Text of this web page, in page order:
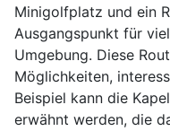
Minigolfplatz und ein
Ausgangspunkt für
Umgebung. Diese
Möglichkeiten,
Beispiel kann die
erwähnt werden, die